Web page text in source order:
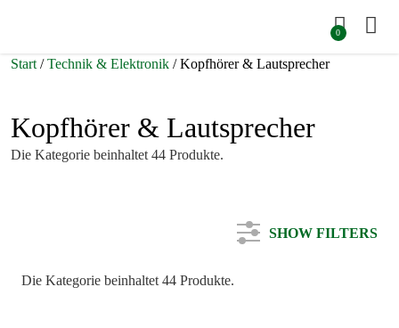
0
Start /Technik & Elektronik / Kopfhörer & Lautsprecher
Kopfhörer & Lautsprecher
Die Kategorie beinhaltet 44 Produkte.
SHOW FILTERS
Die Kategorie beinhaltet 44 Produkte.